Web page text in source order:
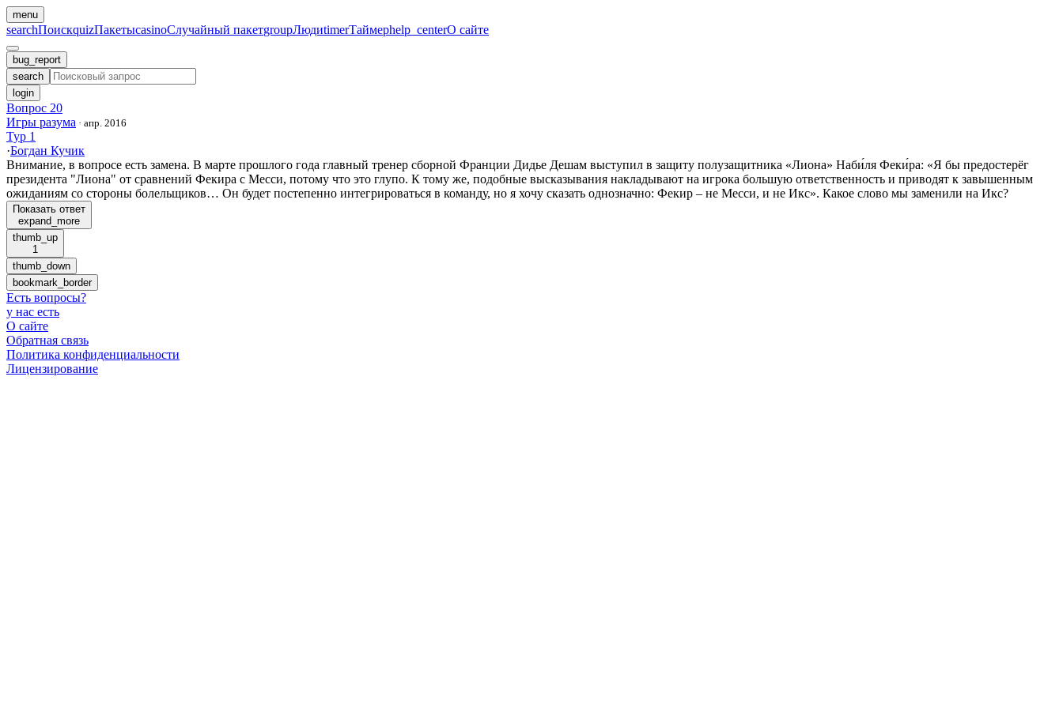
menu
searchПоискquizПакетыcasinoСлучайный пакетgroupЛюдиtimerТаймерhelp_centerО сайте
bug_report
search
login
Вопрос 20
Игры разума · апр. 2016
Тур 1
·Богдан Кучик
Внимание, в вопросе есть замена. В марте прошлого года главный тренер сборной Франции Дидье Дешам выступил в защиту полузащитника «Лиона» Наби́ля Феки́ра: «Я бы предостерёг
президента "Лиона" от сравнений Фекира с Месси, потому что это глупо. К тому же, подобные высказывания накладывают на игрока большую ответственность и приводят к завышенным
ожиданиям со стороны болельщиков… Он будет постепенно интегрироваться в команду, но я хочу сказать однозначно: Фекир – не Месси, и не Икс». Какое слово мы заменили на Икс?
Показать ответ
expand_more
thumb_up
1
thumb_down
bookmark_border
Есть вопросы?
у нас есть
О сайте
Обратная связь
Политика конфиденциальности
Лицензирование